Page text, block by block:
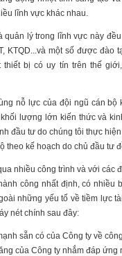
lĩnh vực khác nhau.
quản lý trong lĩnh vực này
KTQD...và một số được
bị có uy tín trên thế giới,
nỗ lực của đội ngũ cán
lượng lớn kiến thức và
đầu tư do chúng tôi thực
theo kế hoạch do chủ đầu tư
nhiều công trình và với
công nhất định, có
những yếu tố về tiềm lực
nét chính sau đây:
sẵn có của Công ty về
của Công ty nhắm đáp